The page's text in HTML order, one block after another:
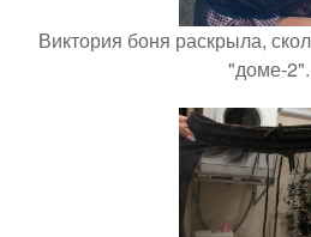
Виктория боня раскрыла,
"доме-2".